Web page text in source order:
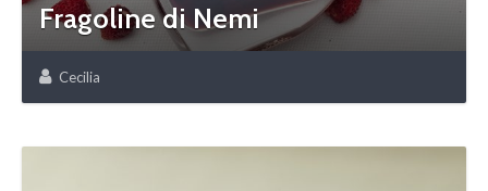
Fragoline di Nemi
Cecilia